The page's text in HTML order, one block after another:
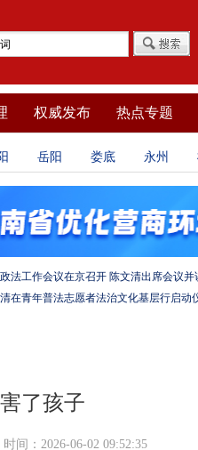
权威发布 热点专题
岳阳 娄底 永州
法工作会议在京召开 陈文清出席会议并
了孩子
：2026-06-02 09:52:35